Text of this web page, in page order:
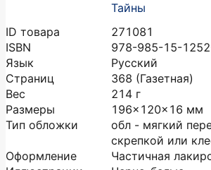
Тайны
ID товара
271081
ISBN
978-985-15-
Язык
Русский
Страниц
368 (Газетная)
Вес
214 г
Размеры
196x120x16 мм
Тип обложки
обл - мягкий
скрепкой или
Оформление
Частичная